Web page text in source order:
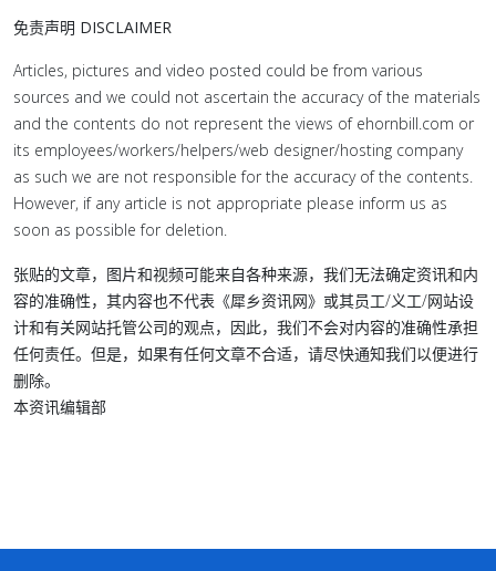
免责声明 DISCLAIMER
Articles, pictures and video posted could be from various
sources and we could not ascertain the accuracy of the materials
and the contents do not represent the views of ehornbill.com or
its employees/workers/helpers/web designer/hosting company
as such we are not responsible for the accuracy of the contents.
However, if any article is not appropriate please inform us as
soon as possible for deletion.
张贴的文章，图片和视频可能来自各种来源，我们无法确定资讯和内
容的准确性，其内容也不代表《犀乡资讯网》或其员工/义工/网站设
计和有关网站托管公司的观点，因此，我们不会对内容的准确性承担
任何责任。但是，如果有任何文章不合适，请尽快通知我们以便进行
删除。
本资讯编辑部